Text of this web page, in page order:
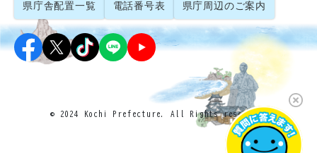
県庁舎配置一覧 電話番号表 県庁周辺のご案内
© 2024 Kochi Prefecture. All Rights reserved.